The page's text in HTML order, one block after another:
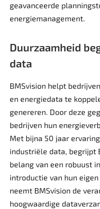
geavanceerde
energiemanagement.
Duurzaamheid
data
BMSvision helpt
en energiedata te
genereren. Door deze
bedrijven hun
Met bijna 50 jaar
industriële data, begrijpt
belang van een robuust
introductie van hun
neemt BMSvision de
hoogwaardige